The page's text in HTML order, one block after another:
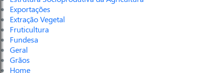
Exportações
Extração Vegetal
Fruticultura
Fundesa
Geral
Grãos
Home